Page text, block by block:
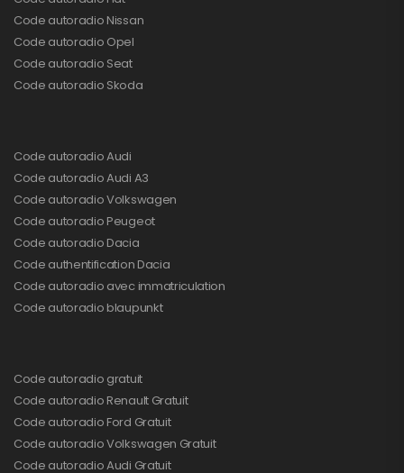
Code autoradio Nissan
Code autoradio Opel
Code autoradio Seat
Code autoradio Skoda
Code autoradio Audi
Code autoradio Audi A3
Code autoradio Volkswagen
Code autoradio Peugeot
Code autoradio Dacia
Code authentification Dacia
Code autoradio avec immatriculation
Code autoradio blaupunkt
Code autoradio gratuit
Code autoradio Renault Gratuit
Code autoradio Ford Gratuit
Code autoradio Volkswagen Gratuit
Code autoradio Audi Gratuit